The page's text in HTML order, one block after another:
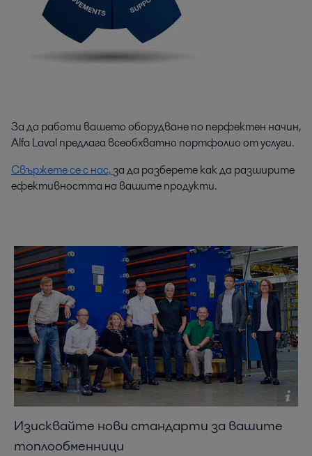
За да работи вашето оборудване по перфектен начин,
Alfa Laval предлага всеобхватно портфолио от услуги.
Свържете се с нас,за да разберете как да разширите
ефективността на вашите продукти.
Изисквайте нови стандарти за вашите
топлообменници